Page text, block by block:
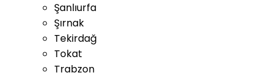
Şanlıurfa
Şırnak
Tekirdağ
Tokat
Trabzon